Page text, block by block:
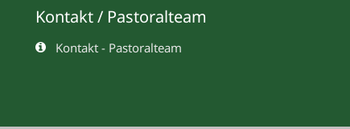
Kontakt / Pastoralteam
Kontakt - Pastoralteam